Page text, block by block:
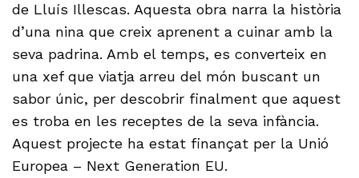
de Lluís Illescas. Aquesta obra narra la història
d’una nina que creix aprenent a cuinar amb la
seva padrina. Amb el temps, es converteix en
una xef que viatja arreu del món buscant un
sabor únic, per descobrir finalment que aquest
es troba en les receptes de la seva infància.
Aquest projecte ha estat finançat per la Unió
Europea – Next Generation EU.